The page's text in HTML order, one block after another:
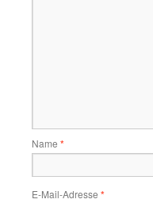
Name *
E-Mail-Adresse *